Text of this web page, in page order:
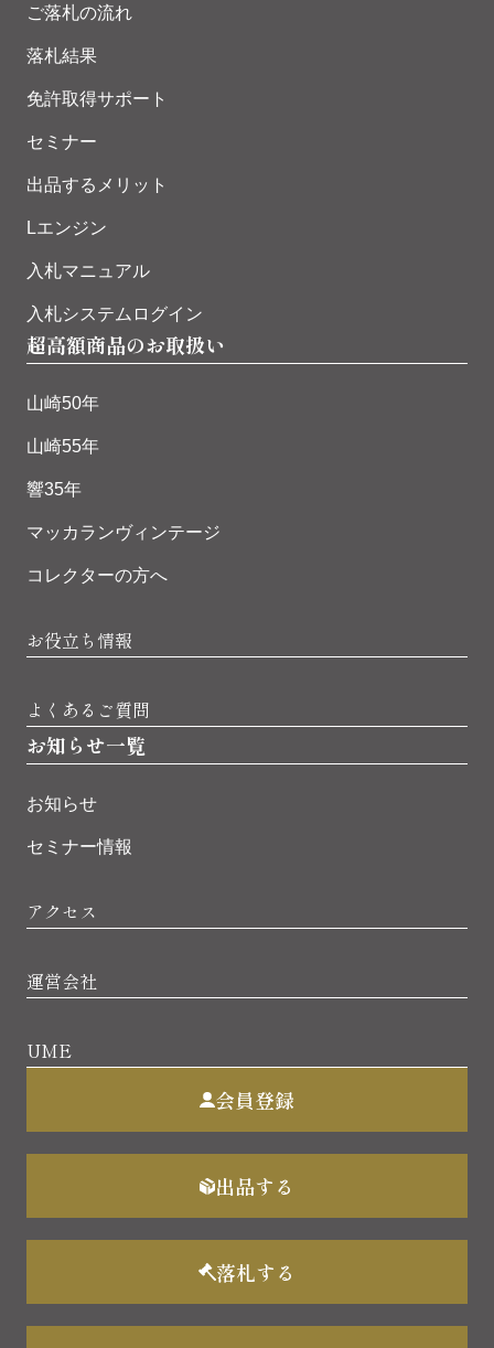
ご落札の流れ
落札結果
免許取得サポート
セミナー
出品するメリット
Lエンジン
入札マニュアル
入札システムログイン
超高額商品のお取扱い
山崎50年
山崎55年
響35年
マッカランヴィンテージ
コレクターの方へ
お役立ち情報
よくあるご質問
お知らせ一覧
お知らせ
セミナー情報
アクセス
運営会社
UME
会員登録
出品する
落札する